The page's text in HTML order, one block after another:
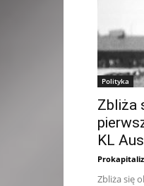
Polityka
Zbliża
KL
Zbliża się